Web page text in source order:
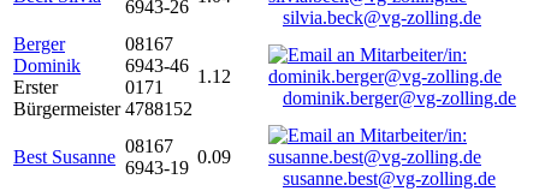
6943-26
silvia.beck@vg-zolling.de
Berger
Dominik
Erster
Bürgermeister
08167
6943-46
0171
4788152
1.12
dominik.berger@vg-zolling.de
Best Susanne
08167
6943-19
0.09
susanne.best@vg-zolling.de